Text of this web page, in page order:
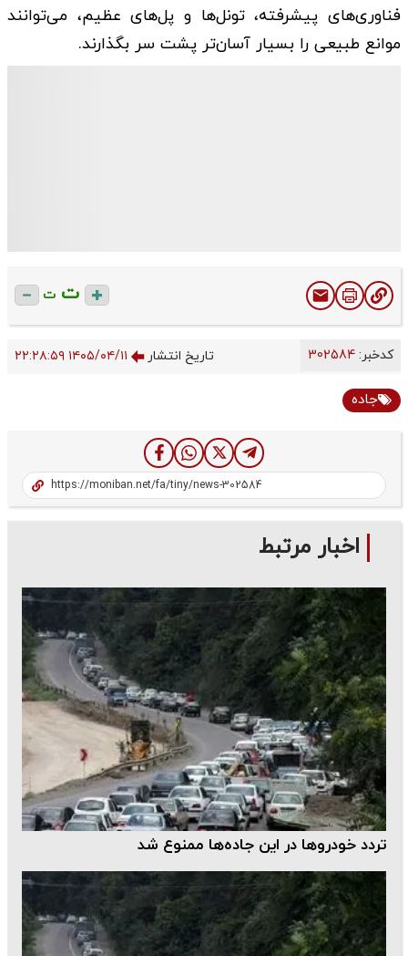
فناوری‌های پیشرفته، تونل‌ها و پل‌های عظیم، می‌توانند
موانع طبیعی را بسیار آسان‌تر پشت سر بگذارند.
ت ت
کدخبر: تاریخ انتشار ۱۴۰۵/۰۴/۱۱ ۲۲:۲۸:۵۹
جاده
اخبار مرتبط
تردد خودروها در این جاده‌ها ممنوع شد